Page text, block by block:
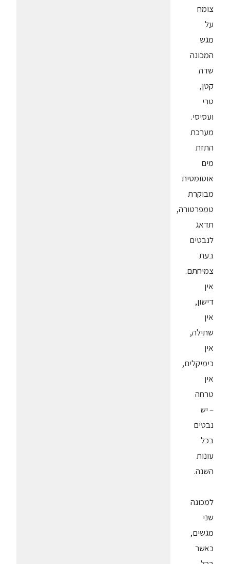
צומח
על
מגש
המכונה
שדה
קטן,
טרי
ועסיסי.
מערכת
התזת
מים
אוטומטית
מבוקרת
טמפרטורה,
תדאג
לנבטים
בעת
צמיחתם.
אין
דישון,
אין
שתילה,
אין
כימיקלים,
אין
טרחה
– יש
נבטים
בכל
עונות
השנה.
למכונה
שני
מגשים,
כאשר